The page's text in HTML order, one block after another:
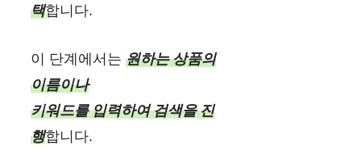
택합니다.
이 단계에서는 원하는 상품의
이름이나
키워드를 입력하여 검색을 진
행합니다.